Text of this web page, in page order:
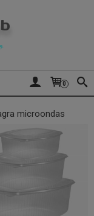
0
microondas